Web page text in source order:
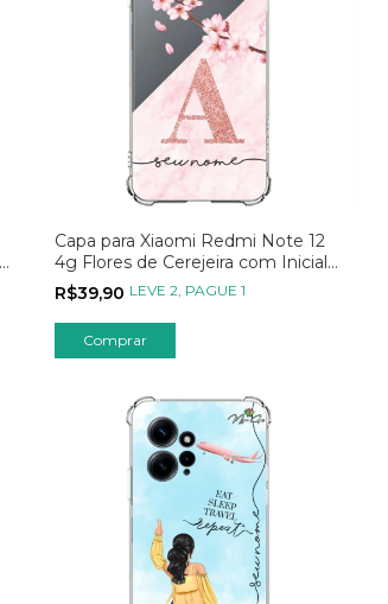
Capa para Xiaomi Redmi Note 12
4g Flores de Cerejeira com Inicial
Rosa
R$39,90 LEVE 2, PAGUE 1
Comprar